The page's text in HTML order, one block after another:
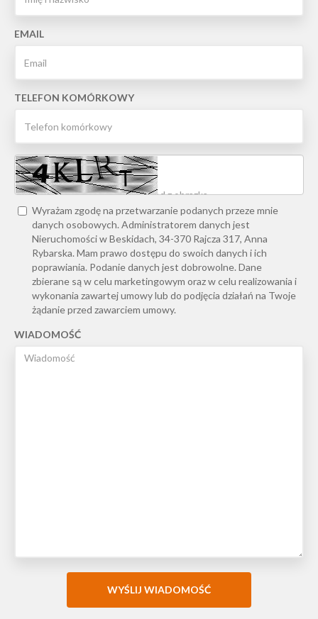
EMAIL
TELEFON KOMÓRKOWY
Wyrażam zgodę na przetwarzanie podanych przeze mnie
danych osobowych. Administratorem danych jest
Nieruchomości w Beskidach, 34-370 Rajcza 317, Anna
Rybarska. Mam prawo dostępu do swoich danych i ich
poprawiania. Podanie danych jest dobrowolne. Dane
zbierane są w celu marketingowym oraz w celu realizowania i
wykonania zawartej umowy lub do podjęcia działań na Twoje
żądanie przed zawarciem umowy.
WIADOMOŚĆ